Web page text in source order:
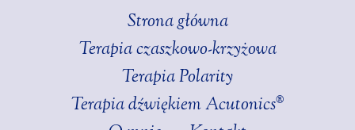
Strona główna
Terapia czaszkowo-krzyżowa
Terapia Polarity
Terapia dźwiękiem Acutonics®